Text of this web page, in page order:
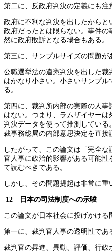
第二に、反政府判決の定義にも注
政府に不利な判決を出したから
政府だったとは限らない。事件
然に政府敗訴となる場合もある。
第三に、サンプルサイズの問題が
公職選挙法の違憲判決を出した
はかなり小さい。小さいサンプ
る。
第四に、裁判所内部の実際の人
はない。つまり、ラムザイヤー
判決データを使って推測してい
裁事務総局の内部意思決定を直接
したがって、この論文は「完全
官人事に政治的影響がある可能
て読むべきである。
しかし、その問題提起は非常に重
12 日本の司法制度への示唆
この論文が日本社会に投げかける
第一に、裁判官人事の透明性であ
裁判官の昇進、異動、評価、行